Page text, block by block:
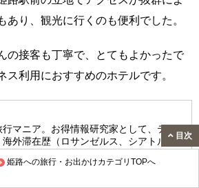
姫路への旅行・お出かけカテゴリTOPへ
あり、観光に行くのも便利でした。
の接客も丁寧で、とてもよかったで
ス利用におすすめのホテルです。
行マニア。お得情報研究家として、テレ
海外滞在歴（ロサンゼルス、シアトル、
スコ、シカゴ、ワシントンDC、ニューオ
、シンガポール、タイ）。実体験を元
つ情報や宿泊クーポン、旅行セール情
目次